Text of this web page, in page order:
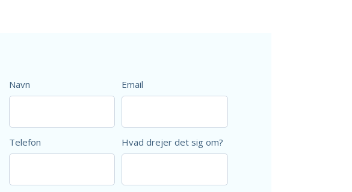
Navn Email
Telefon Hvad drejer det sig om?